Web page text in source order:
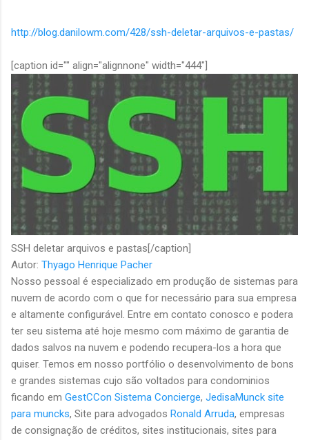
http://blog.danilowm.com/428/ssh-deletar-arquivos-e-pastas/
[caption id="" align="alignnone" width="444"]
SSH deletar arquivos e pastas[/caption]
Autor: Thyago Henrique Pacher
Nosso pessoal é especializado em produção de sistemas para
nuvem de acordo com o que for necessário para sua empresa
e altamente configurável. Entre em contato conosco e podera
ter seu sistema até hoje mesmo com máximo de garantia de
dados salvos na nuvem e podendo recupera-los a hora que
quiser. Temos em nosso portfólio o desenvolvimento de bons
e grandes sistemas cujo são voltados para condominios
ficando em GestCCon Sistema Concierge, JedisaMunck site
para muncks, Site para advogados Ronald Arruda, empresas
de consignação de créditos, sites institucionais, sites para